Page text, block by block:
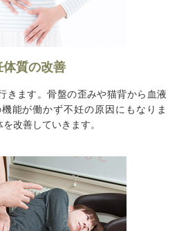
体質の改善
きます。骨盤の歪みや猫背から血液
能が働かず不妊の原因にもなりま
改善していきます。